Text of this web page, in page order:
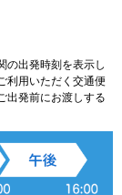
の出発時刻を表示し
利用いただく交通便
出発前にお渡しする